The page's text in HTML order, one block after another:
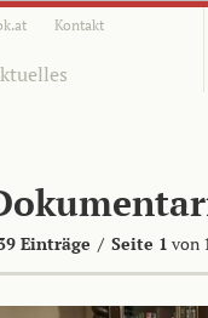
Kontakt
Einträge / Seite 1 von